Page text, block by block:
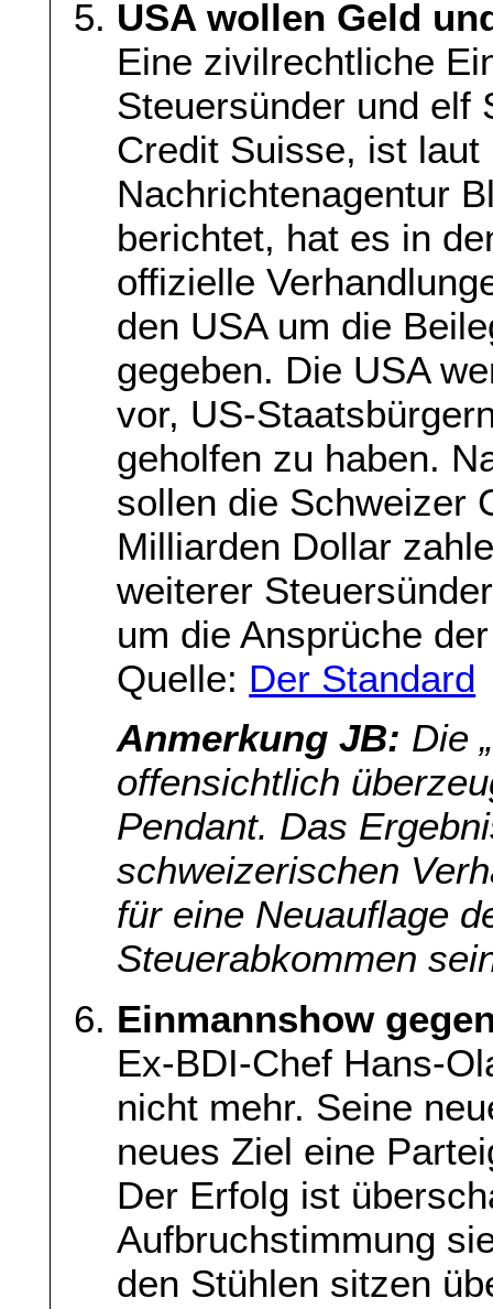
USA wollen Geld
Eine zivilrechtliche
Steuersünder und elf
Credit Suisse, ist
Nachrichtenagentur
berichtet, hat es in
offizielle
den USA um die
gegeben. Die USA
vor, US-
geholfen zu haben.
sollen die Schweizer
Milliarden Dollar
weiterer
um die Ansprüche
Quelle: Der Standard
Anmerkung JB: Die
offensichtlich
Pendant. Das
schweizerischen
für eine Neuauflage
Steuerabkommen
Einmannshow
Ex-BDI-Chef Hans-
nicht mehr. Seine
neues Ziel eine
Der Erfolg ist
Aufbruchstimmung
den Stühlen sitzen